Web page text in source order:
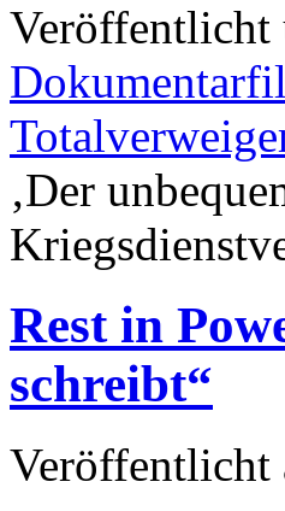
Veröffentlicht
‚Der
Rest in
schreibt“
Veröffentlicht